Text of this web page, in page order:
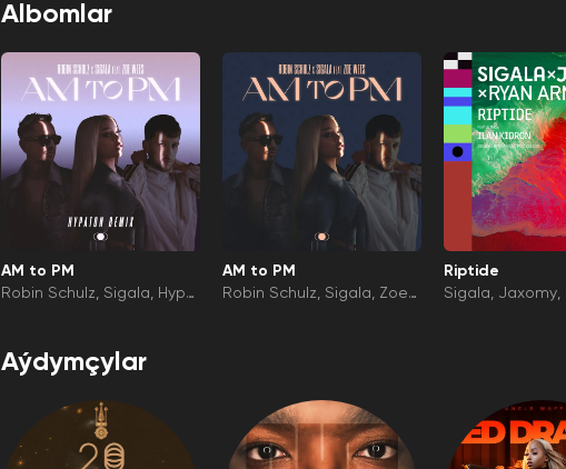
Albomlar
AM to PM
Robin Schulz
Sigala
Hypa
AM to PM
Robin Schulz
Sigala
Zoe
Riptide
Sigala
Jaxomy
Aýdymçylar